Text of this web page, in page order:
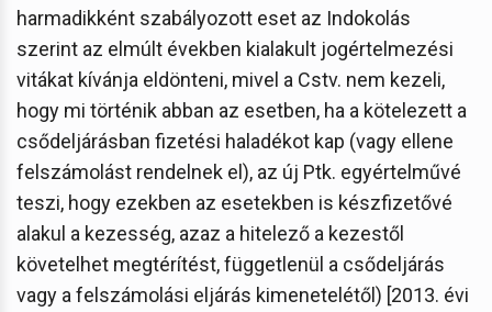
harmadikként szabályozott eset az Indokolás
szerint az elmúlt években kialakult jogértelmezési
vitákat kívánja eldönteni, mivel a Cstv. nem kezeli,
hogy mi történik abban az esetben, ha a kötelezett a
csődeljárásban fizetési haladékot kap (vagy ellene
felszámolást rendelnek el), az új Ptk. egyértelművé
teszi, hogy ezekben az esetekben is készfizetővé
alakul a kezesség, azaz a hitelező a kezestől
követelhet megtérítést, függetlenül a csődeljárás
vagy a felszámolási eljárás kimenetelétől) [2013. évi